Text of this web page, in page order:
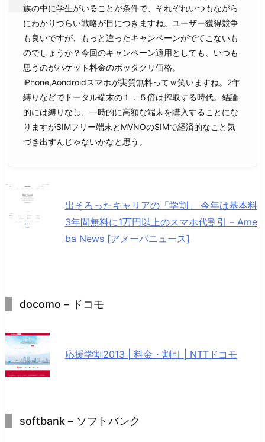
族の中に学生がいることが条件で、それぞれいつもながら
にわかりづらい戦略が目につきますね。ユーザー獲得競争
も良いですが、もっと違ったキャンペーンがでてこないも
のでしょうか？今回のキャンペーン適用としても、いつも
思うのがパケット料金のボッタクリ価格。
iPhone,Aondroidスマホが実質無料ってｗ笑いますね。2年
縛りなどでトータル端末の１．５倍は搾取する時代。結論
的には縛りなし、一時的に高額な端末を購入することにな
りますがSIMフリー端末とMVNOのSIMで経済的なこと気
づき出すんじゃないかなと思う。
出そろったキャリアの「学割」 今年は基本料
3年間無料に1万円以上のスマホ代割引 – Ame
ba News [アメーバニュース]
docomo – ドコモ
応援学割2013 | 料金・割引 | NTTドコモ
softbank – ソフトバンク